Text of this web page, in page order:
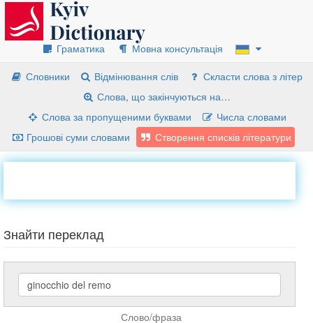
Граматика
Мовна консультація
Словники
Відмінювання слів
Скласти слова з літер
Слова, що закінчуються на…
Слова за пропущеними буквами
Числа словами
Грошові суми словами
Створення списків літератури
Знайти переклад
Слово/фраза